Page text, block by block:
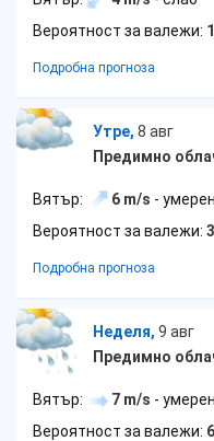
Вероятност за валежи:
Подробна прогноза
Утре, 8 авг
Предимно
Вятър: 6 m/s - умерен
Вероятност за валежи:
Подробна прогноза
Неделя, 9 авг
Предимно
Вятър: 7 m/s - умерен
Вероятност за валежи: